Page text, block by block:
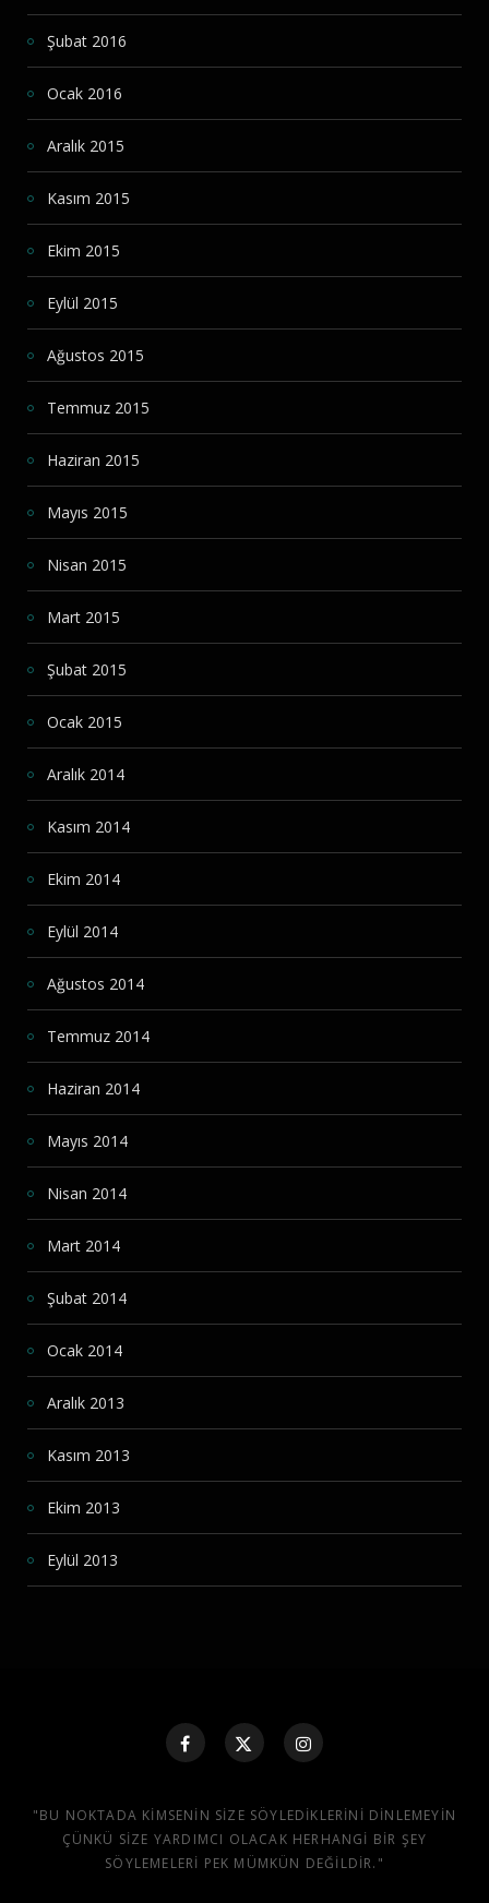
Şubat 2016
Ocak 2016
Aralık 2015
Kasım 2015
Ekim 2015
Eylül 2015
Ağustos 2015
Temmuz 2015
Haziran 2015
Mayıs 2015
Nisan 2015
Mart 2015
Şubat 2015
Ocak 2015
Aralık 2014
Kasım 2014
Ekim 2014
Eylül 2014
Ağustos 2014
Temmuz 2014
Haziran 2014
Mayıs 2014
Nisan 2014
Mart 2014
Şubat 2014
Ocak 2014
Aralık 2013
Kasım 2013
Ekim 2013
Eylül 2013
"BU NOKTADA KIMSENIN SIZE SÖYLEDIKLERINI DINLEMEYIN
ÇÜNKÜ SIZE YARDIMCI OLACAK HERHANGI BIR ŞEY
SÖYLEMELERI PEK MÜMKÜN DEĞILDIR."